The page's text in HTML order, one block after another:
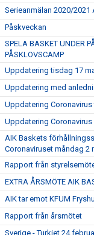
Serieanmälan 2020/2021
Påskveckan
SPELA BASKET UNDER
PÅSKLOVSCAMP
Uppdatering tisdag 17
Uppdatering med
Uppdatering
Uppdatering Coronavirus
AIK Baskets
Coronaviruset måndag 2
Rapport från
EXTRA ÅRSMÖTE AIK
AIK tar emot KFUM
Rapport från årsmötet
Sverige - Turkiet 24